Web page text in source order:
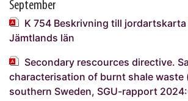
September
K 754 Beskrivning till
Jämtlands län
Secondary rescources directive.
characterisation of burnt shale waste
southern Sweden, SGU-rapport